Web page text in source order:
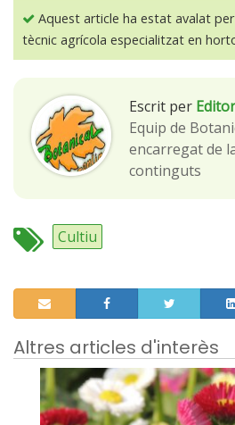
Aquest article ha estat avalat per
tècnic agrícola especialitzat en
Escrit per
Equip de
encarregat de
continguts
Cultiu
Altres articles d'interès